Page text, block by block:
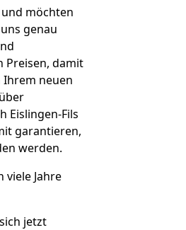
und möchten
genau
Preisen, damit
Ihrem neuen
Eislingen-Fils
garantieren,
werden.
Jahre
jetzt